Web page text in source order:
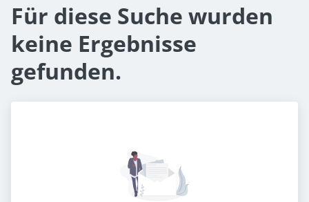
Für diese Suche wurden
keine Ergebnisse
gefunden.